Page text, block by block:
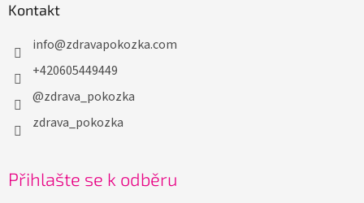
Kontakt
info@zdravapokozka.com
+420605449449
@zdrava_pokozka
zdrava_pokozka
Přihlašte se k odběru